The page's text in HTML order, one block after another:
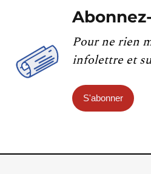
Pour ne rien
infolettre et
S'abonner